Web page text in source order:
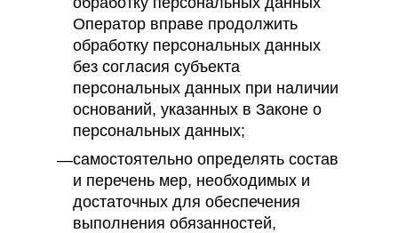
Оператор вправе продолжить
обработку персональных данных
без согласия субъекта
персональных данных при наличии
оснований, указанных в Законе о
персональных данных;
самостоятельно определять состав
и перечень мер, необходимых и
достаточных для обеспечения
выполнения обязанностей,